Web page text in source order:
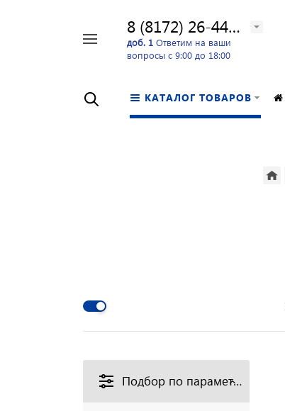
8 (8172) 26-44-24
доб. 1 Ответим на ваши
вопросы с 9:00 до 18:00
КАТАЛОГ ТОВАРОВ
Подбор по параметрам